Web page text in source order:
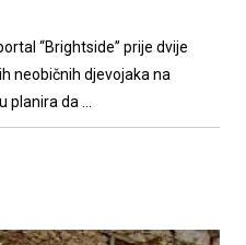
“Brightside” prije dvije
neobičnih djevojaka na
da ...